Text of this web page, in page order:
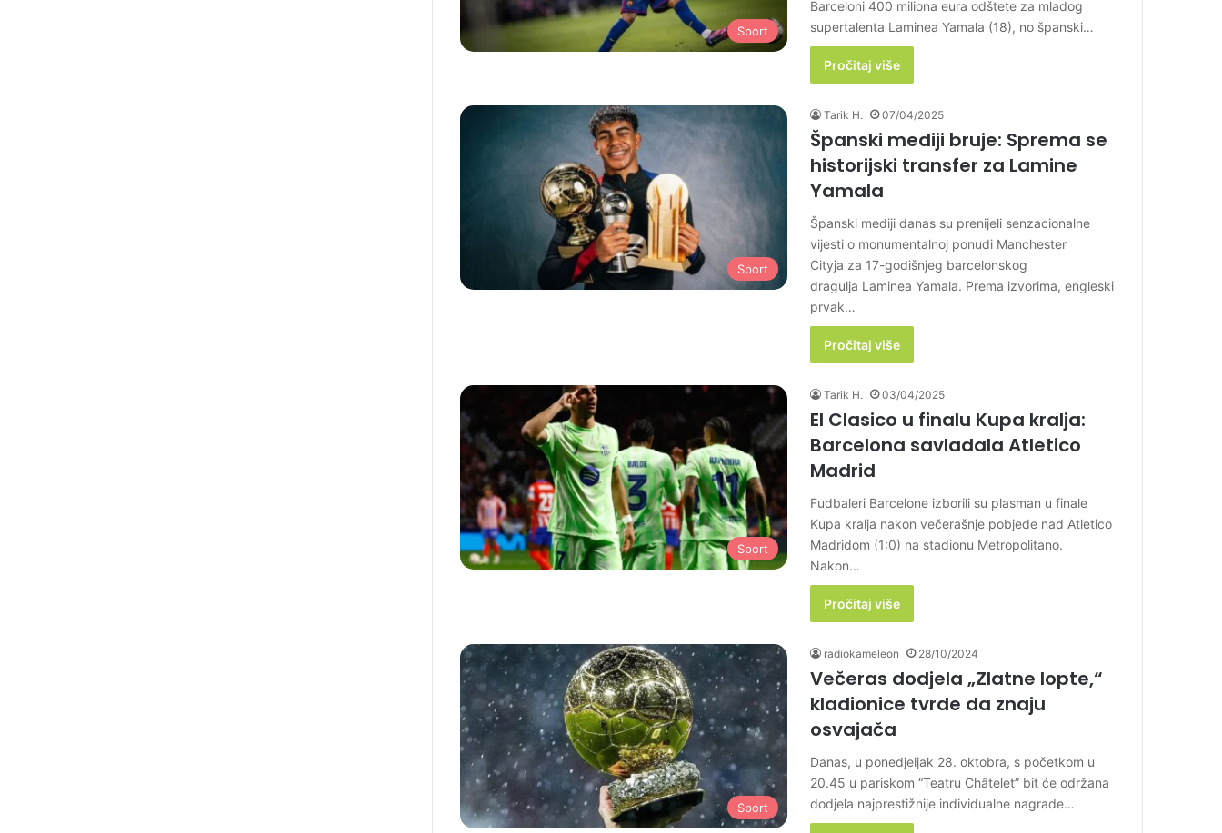
Sport
Barceloni 400 miliona eura odštete za mladog
supertalenta Laminea Yamala (18), no španski…
Pročitaj više
Sport
Tarik H. 07/04/2025
Španski mediji bruje: Sprema se
historijski transfer za Lamine
Yamala
Španski mediji danas su prenijeli senzacionalne
vijesti o monumentalnoj ponudi Manchester
Cityja za 17-godišnjeg barcelonskog
dragulja Laminea Yamala. Prema izvorima, engleski
prvak…
Pročitaj više
Sport
Tarik H. 03/04/2025
El Clasico u finalu Kupa kralja:
Barcelona savladala Atletico
Madrid
Fudbaleri Barcelone izborili su plasman u finale
Kupa kralja nakon večerašnje pobjede nad Atletico
Madridom (1:0) na stadionu Metropolitano.
Nakon…
Pročitaj više
Sport
radiokameleon 28/10/2024
Večeras dodjela „Zlatne lopte,“
kladionice tvrde da znaju
osvajača
Danas, u ponedjeljak 28. oktobra, s početkom u
20.45 u pariskom “Teatru Châtelet” bit će održana
dodjela najprestižnije individualne nagrade…